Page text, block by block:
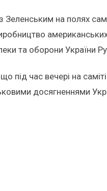
Зеленським на полях
та оборони
під час вечері на
досягненнями